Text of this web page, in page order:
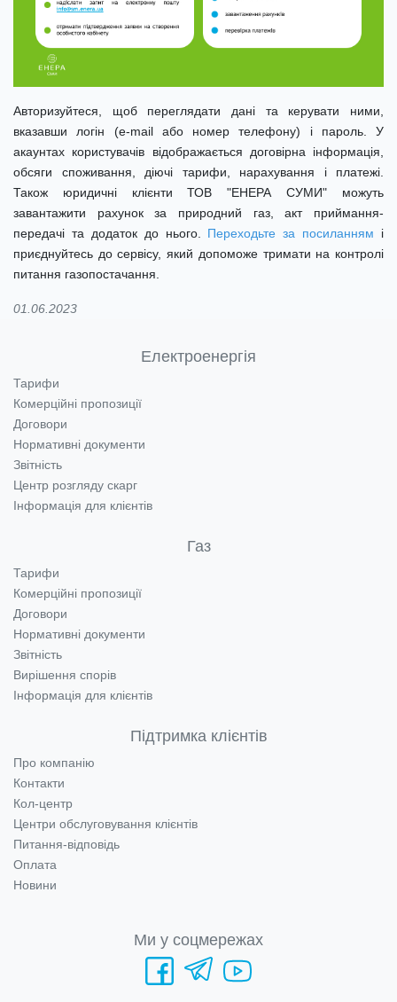
Авторизуйтеся, щоб переглядати дані та керувати ними,
вказавши логін (e-mail або номер телефону) і пароль. У
акаунтах користувачів відображається договірна інформація,
обсяги споживання, діючі тарифи, нарахування і платежі.
Також юридичні клієнти ТОВ "ЕНЕРА СУМИ" можуть
завантажити рахунок за природний газ, акт приймання-
передачі та додаток до нього. Переходьте за посиланням і
приєднуйтесь до сервісу, який допоможе тримати на контролі
питання газопостачання.
01.06.2023
Електроенергія
Тарифи
Комерційні пропозиції
Договори
Нормативні документи
Звітність
Центр розгляду скарг
Інформація для клієнтів
Газ
Тарифи
Комерційні пропозиції
Договори
Нормативні документи
Звітність
Вирішення спорів
Інформація для клієнтів
Підтримка клієнтів
Про компанію
Контакти
Кол-центр
Центри обслуговування клієнтів
Питання-відповідь
Оплата
Новини
Ми у соцмережах